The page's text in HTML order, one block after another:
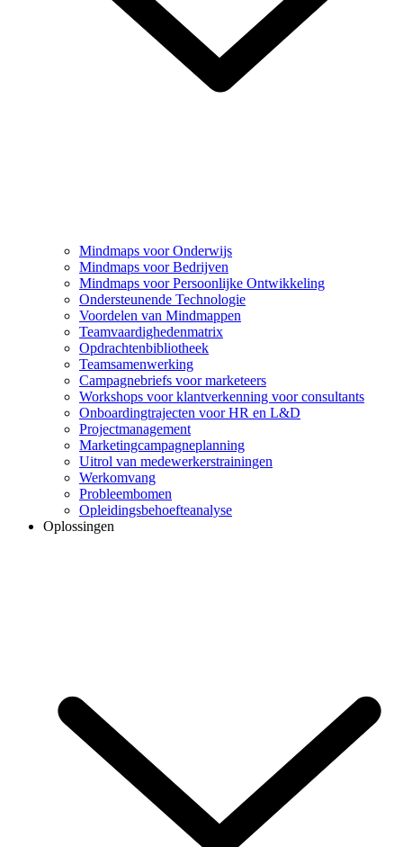
Mindmaps voor Onderwijs
Mindmaps voor Bedrijven
Mindmaps voor Persoonlijke Ontwikkeling
Ondersteunende Technologie
Voordelen van Mindmappen
Teamvaardighedenmatrix
Opdrachtenbibliotheek
Teamsamenwerking
Campagnebriefs voor marketeers
Workshops voor klantverkenning voor consultants
Onboardingtrajecten voor HR en L&D
Projectmanagement
Marketingcampagneplanning
Uitrol van medewerkerstrainingen
Werkomvang
Probleembomen
Opleidingsbehoefteanalyse
Oplossingen